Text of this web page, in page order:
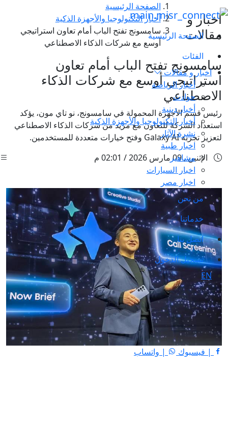
الصفحة الرئيسية
الفئات
اخبار و مقالات
أخبار الرياضة
حوادث
أخبار دينية
أخبار التكنولوجيا والأجهزة الذكية
نشرة الآثار
اخبار طبية
مشاهير
اخبار السيارات
اخبار مصر
من نحن
خدماتنا
اتصل بنا
تسجيل الدخول
EN
اخبار و
مقالات
الصفحة الرئيسية
أخبار التكنولوجيا والأجهزة الذكية
سامسونج تفتح الباب أمام تعاون استراتيجي
أوسع مع شركات الذكاء الاصطناعي
سامسونج تفتح الباب أمام تعاون
استراتيجي أوسع مع شركات الذكاء
الاصطناعي
رئيس قسم الأجهزة المحمولة في سامسونج، نو تاي مون، يؤكد
استعداد الشركة للتعاون مع مزيد من شركات الذكاء الاصطناعي
لتعزيز تجربة Galaxy AI وفتح خيارات متعددة للمستخدمين.
الإثنين , 09 مارس 2026 / 02:01 م
| فيسبوك | واتساب